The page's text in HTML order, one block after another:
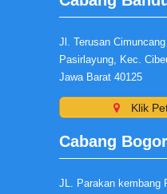
Jl. Terusan
Pasirlayung, Kec.
Jawa Barat 40125
Klik
Cabang Bogor
JL. Parakan kembang